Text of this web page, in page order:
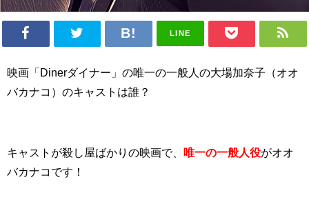
LINE
映画「Dinerダイナー」の唯一の一般人の大場加奈子（オオ
バカナコ）のキャストは誰？
キャストが殺し屋ばかりの映画で、 唯一の一般人役がオオ
バカナコです！